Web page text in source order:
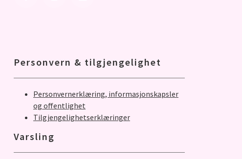
Personvern & tilgjengelighet
Personvernerklæring, informasjonskapsler
og offentlighet
Tilgjengelighetserklæringer
Varsling